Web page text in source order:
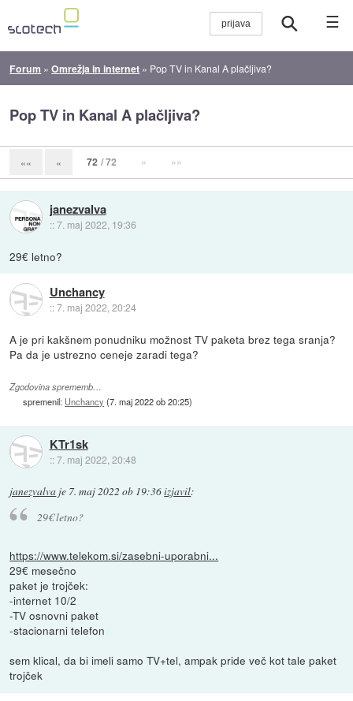
☰
Forum »Omrežja in internet » Pop TV in Kanal A plačljiva?
Pop TV in Kanal A plačljiva?
«« « 72 / 72 » »»
janezvalva
::7. maj 2022, 19:36
29€ letno?
Unchancy
::7. maj 2022, 20:24
A je pri kakšnem ponudniku možnost TV paketa brez tega sranja?
Pa da je ustrezno ceneje zaradi tega?
Zgodovina sprememb…
spremenil: Unchancy (7. maj 2022 ob 20:25)
KTr1sk
::7. maj 2022, 20:48
janezvalva je 7. maj 2022 ob 19:36izjavil:
29€ letno?
https://www.telekom.si/zasebni-uporabni...
29€ mesečno
paket je trojček:
-internet 10/2
-TV osnovni paket
-stacionarni telefon
sem klical, da bi imeli samo TV+tel, ampak pride več kot tale paket
trojček